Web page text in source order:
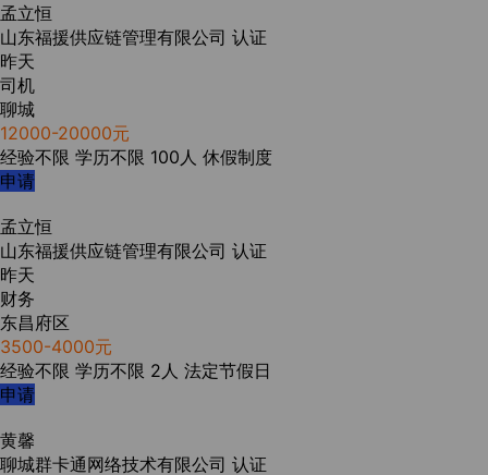
孟立恒
山东福援供应链管理有限公司 认证
昨天
司机
聊城
12000-20000元
经验不限 学历不限 100人 休假制度
申请
孟立恒
山东福援供应链管理有限公司 认证
昨天
财务
东昌府区
3500-4000元
经验不限 学历不限 2人 法定节假日
申请
黄馨
聊城群卡通网络技术有限公司 认证